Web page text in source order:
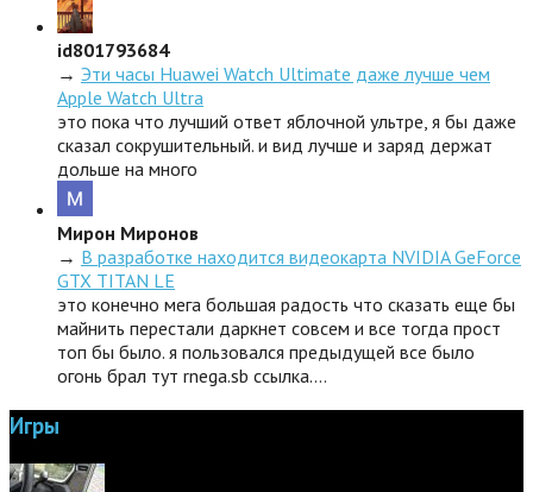
id801793684
→ Эти часы Huawei Watch Ultimate даже лучше чем
Apple Watch Ultra
это пока что лучший ответ яблочной ультре, я бы даже
сказал сокрушительный. и вид лучше и заряд держат
дольше на много
Мирон Миронов
→ В разработке находится видеокарта NVIDIA GeForce
GTX TITAN LE
это конечно мега большая радость что сказать еще бы
майнить перестали даркнет совсем и все тогда прост
топ бы было. я пользовался предыдущей все было
огонь брал тут rnega.sb ссылка.…
Игры